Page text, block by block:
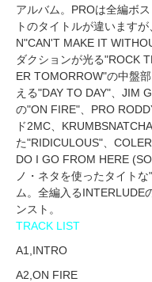
アルバム。PROは全編ボ
トのタイトルが違います
N"CAN'T MAKE IT
ダクションが光る"ROCK
ER TOMORROW"の中盤
える"DAY TO DAY"、JIM
の"ON FIRE"、PRO
ド2MC、
た"RIDICULOUS"、
DO I GO FROM HERE
ノ・ネタを使ったタイト
ム。全編入るINTERLUDE
ンスト。
TRACK LIST
A1,INTRO
A2,ON FIRE